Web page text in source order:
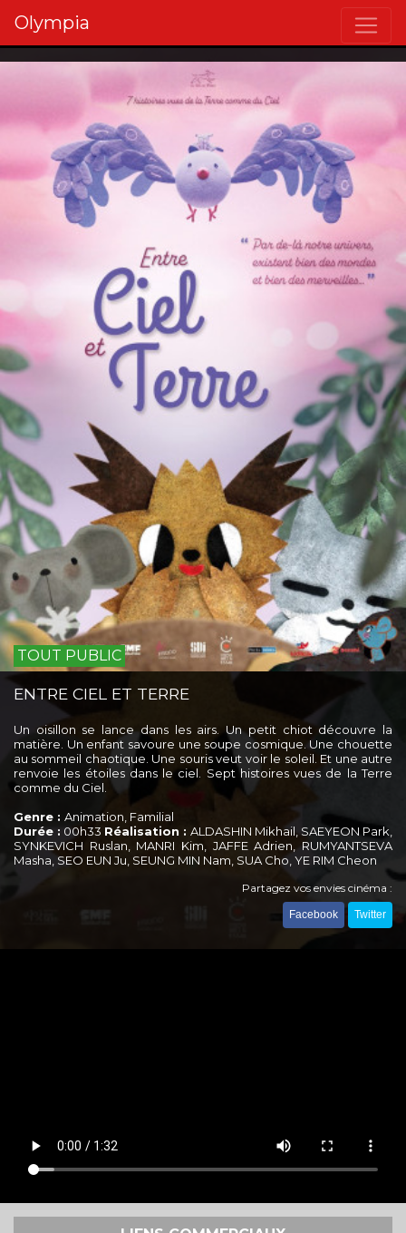
Olympia
TOUT PUBLIC
ENTRE CIEL ET TERRE
Un oisillon se lance dans les airs. Un petit chiot découvre la
matière. Un enfant savoure une soupe cosmique. Une chouette
au sommeil chaotique. Une souris veut voir le soleil. Et une autre
renvoie les étoiles dans le ciel. Sept histoires vues de la Terre
comme du Ciel.
Genre : Animation, Familial
Durée : 00h33 Réalisation : ALDASHIN Mikhail, SAEYEON Park,
SYNKEVICH Ruslan, MANRI Kim, JAFFE Adrien, RUMYANTSEVA
Masha, SEO EUN Ju, SEUNG MIN Nam, SUA Cho, YE RIM Cheon
Partagez vos envies cinéma :
Facebook Twitter